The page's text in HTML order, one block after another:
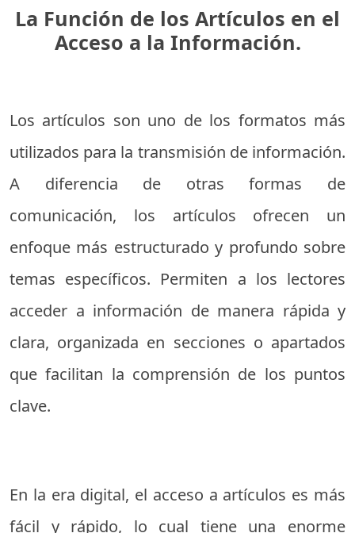
La Función de los Artículos en el
Acceso a la Información.
Los artículos son uno de los formatos más
utilizados para la transmisión de información.
A diferencia de otras formas de
comunicación, los artículos ofrecen un
enfoque más estructurado y profundo sobre
temas específicos. Permiten a los lectores
acceder a información de manera rápida y
clara, organizada en secciones o apartados
que facilitan la comprensión de los puntos
clave.
En la era digital, el acceso a artículos es más
fácil y rápido, lo cual tiene una enorme